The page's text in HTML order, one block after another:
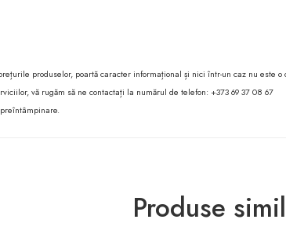
produselor, poartă caracter informațional și nici într-un caz nu
vă rugăm să ne contactați la numărul de telefon: +373 69 37 08 67
Produse